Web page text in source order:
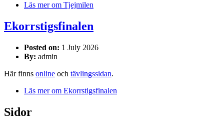
Läs merom Tjejmilen
Ekorrstigsfinalen
Posted on: 1 July 2026
By: admin
Här finns online och tävlingssidan.
Läs merom Ekorrstigsfinalen
Sidor